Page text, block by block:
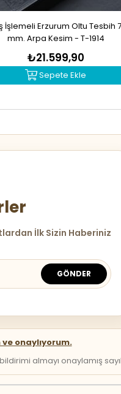
İşlemeli Erzurum Oltu Tesbih 7
mm. Arpa Kesim - T-1914
₺21.599,90
Sepete Ekle
İlk Sizin Haberiniz
GÖNDER
onaylıyorum.
almayı onaylamış